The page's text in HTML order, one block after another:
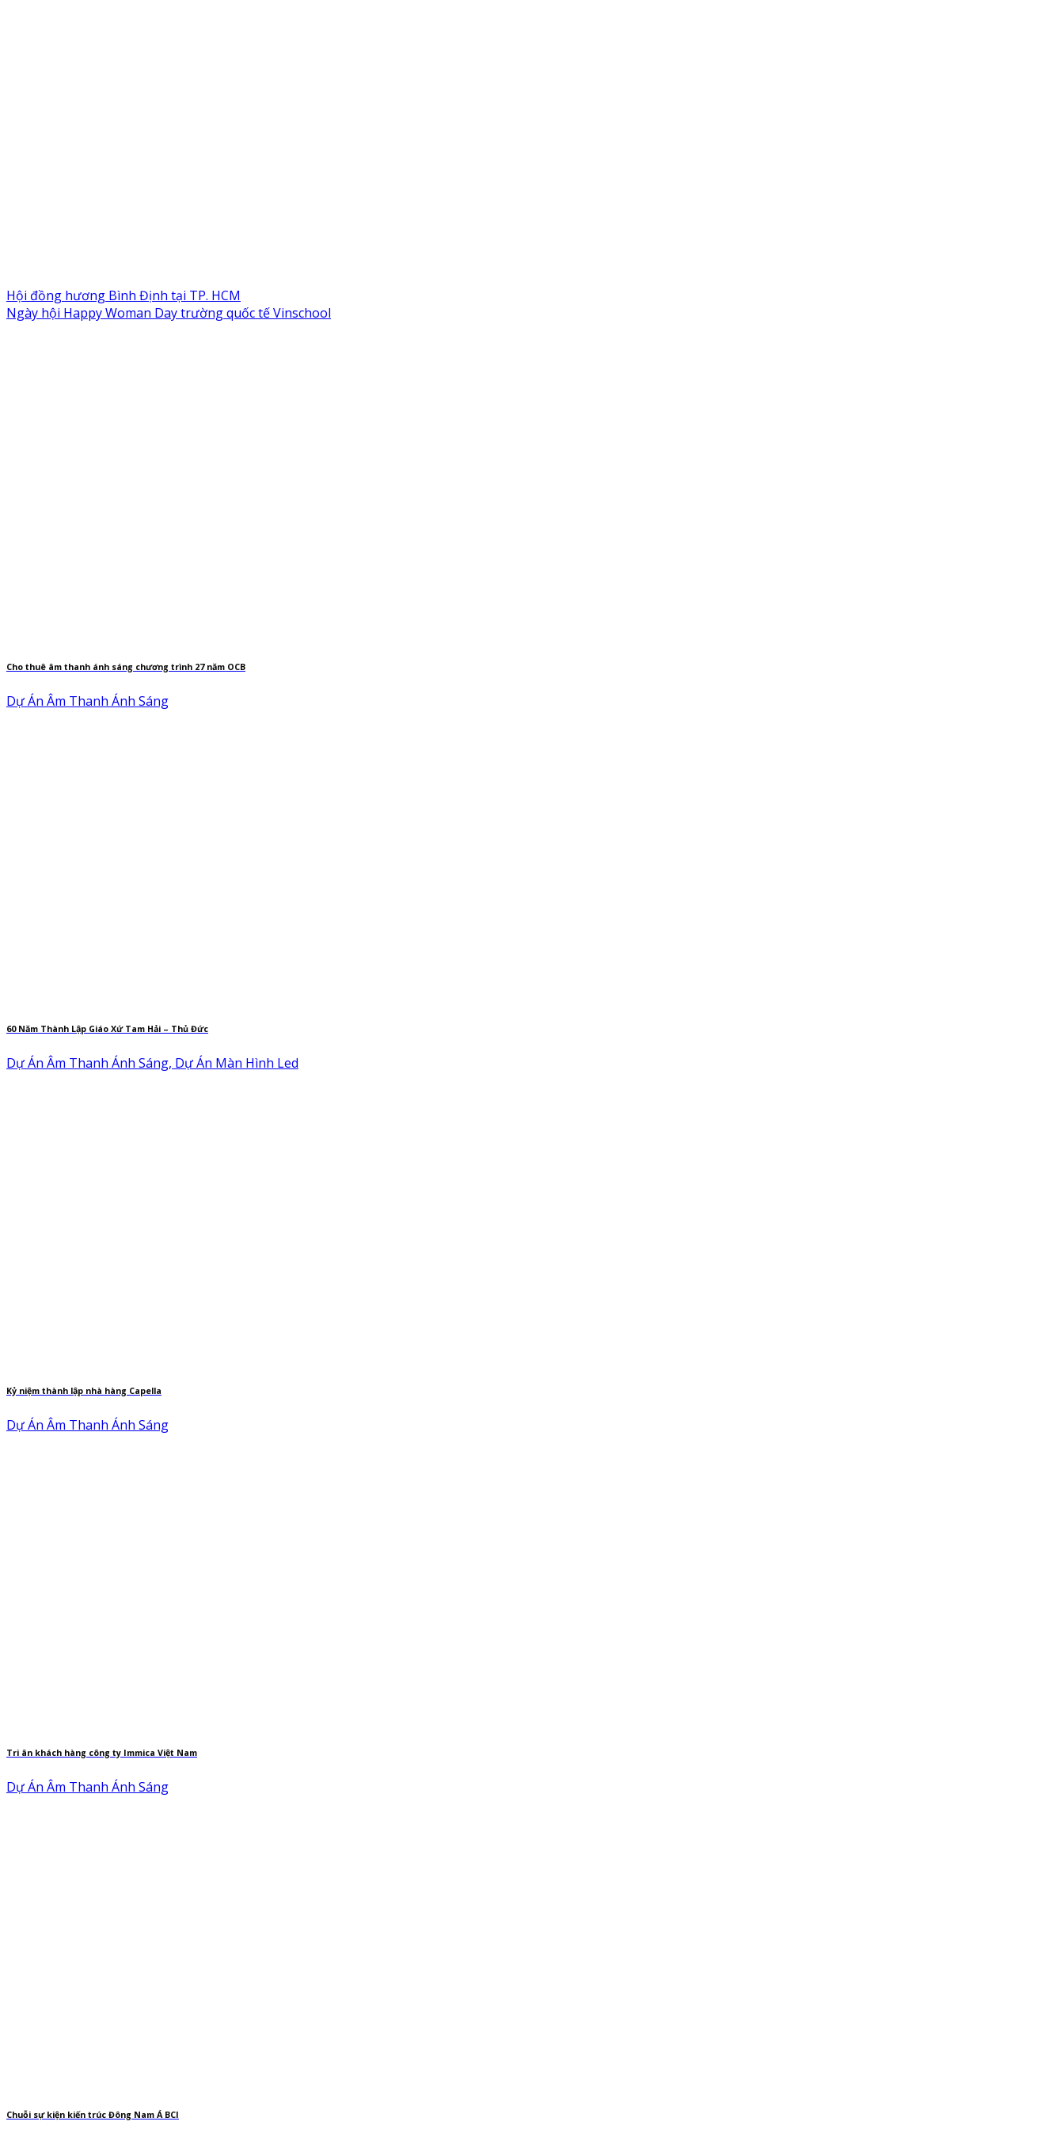
Hội đồng hương Bình Định tại TP. HCM
Ngày hội Happy Woman Day trường quốc tế Vinschool
Cho thuê âm thanh ánh sáng chương trình 27 năm OCB
Dự Án Âm Thanh Ánh Sáng
60 Năm Thành Lập Giáo Xứ Tam Hải – Thủ Đức
Dự Án Âm Thanh Ánh Sáng, Dự Án Màn Hình Led
Kỷ niệm thành lập nhà hàng Capella
Dự Án Âm Thanh Ánh Sáng
Tri ân khách hàng công ty Immica Việt Nam
Dự Án Âm Thanh Ánh Sáng
Chuỗi sự kiện kiến trúc Đông Nam Á BCI